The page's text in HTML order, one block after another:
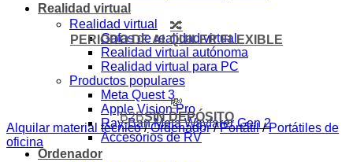
Realidad virtual
Realidad virtual
Gafas de realidad virtual
Realidad virtual autónoma
Realidad virtual para PC
Productos populares
Meta Quest 3
Apple Vision Pro
Ray-Ban Meta Wayfarer Gen 2
Accesorios de RV
Ordenador
🔀
PERIODO DE ALQUILER FLEXIBLE
💸
B2BSIN DEPÓSITO
Alquilar material técnico / Ordenador / Portátil / Portátiles de
oficina